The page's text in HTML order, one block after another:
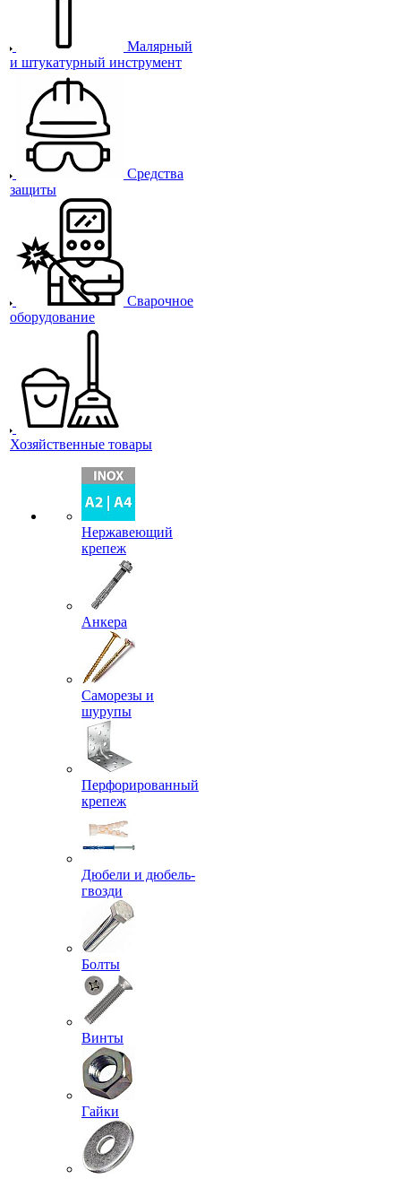
Малярный
и штукатурный инструмент
Средства
защиты
Сварочное
оборудование
Хозяйственные товары
Нержавеющий
крепеж
Анкера
Саморезы и
шурупы
Перфорированный
крепеж
Дюбели и дюбель-
гвозди
Болты
Винты
Гайки